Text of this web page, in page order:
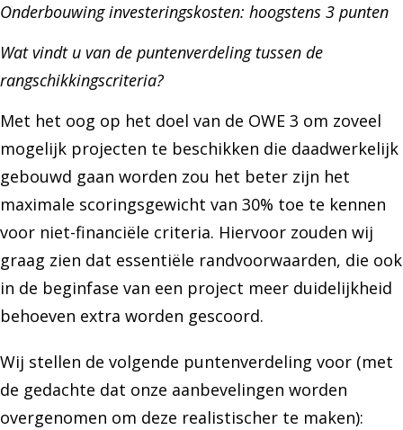
Onderbouwing investeringskosten: hoogstens 3 punten
Wat vindt u van de puntenverdeling tussen de
rangschikkingscriteria?
Met het oog op het doel van de OWE 3 om zoveel
mogelijk projecten te beschikken die daadwerkelijk
gebouwd gaan worden zou het beter zijn het
maximale scoringsgewicht van 30% toe te kennen
voor niet-financiële criteria. Hiervoor zouden wij
graag zien dat essentiële randvoorwaarden, die ook
in de beginfase van een project meer duidelijkheid
behoeven extra worden gescoord.
Wij stellen de volgende puntenverdeling voor (met
de gedachte dat onze aanbevelingen worden
overgenomen om deze realistischer te maken):